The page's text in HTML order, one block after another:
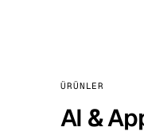
ÜRÜNLER
AI &